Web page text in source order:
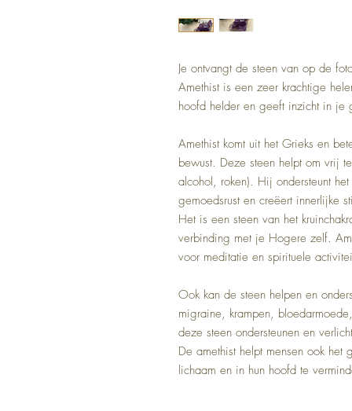
Je ontvangt de steen van op de
Amethist is een zeer krachtige
hoofd helder en geeft inzicht in
Amethist komt uit het Grieks en
bewust. Deze steen helpt om vrij
alcohol, roken). Hij ondersteunt
gemoedsrust en creëert innerlijke
Het is een steen van het
verbinding met je Hogere zelf.
voor meditatie en spirituele
Ook kan de steen helpen en
migraine, krampen,
deze steen ondersteunen en
De amethist helpt mensen ook
lichaam en in hun hoofd te